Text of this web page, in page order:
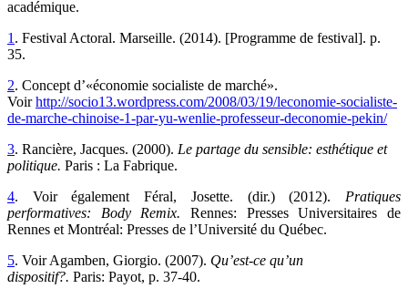
académique.
1 . Festival Actoral. Marseille. (2014). [Programme de festival]. p.
35.
2. Concept d’«économie socialiste de marché».
Voirhttp://socio13.wordpress.com/2008/03/19/leconomie-socialiste-
de-marche-chinoise-1-par-yu-wenlie-professeur-deconomie-pekin/
3. Rancière, Jacques. (2000). Le partage du sensible: esthétique et
politique. Paris : La Fabrique.
4. Voir également Féral, Josette. (dir.) (2012). Pratiques
performatives: Body Remix. Rennes: Presses Universitaires de
Rennes et Montréal: Presses de l’Université du Québec.
5. Voir Agamben, Giorgio. (2007). Qu’est-ce qu’un
dispositif?. Paris: Payot, p. 37-40.